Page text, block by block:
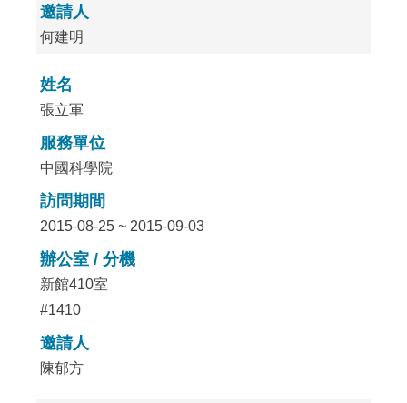
邀請人
何建明
姓名
張立軍
服務單位
中國科學院
訪問期間
2015-08-25 ~ 2015-09-03
辦公室 / 分機
新館410室
#1410
邀請人
陳郁方